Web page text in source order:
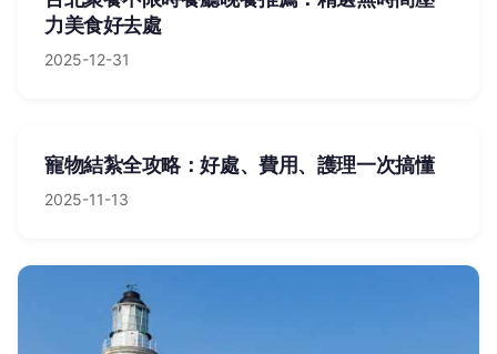
力美食好去處
2025-12-31
寵物結紮全攻略：好處、費用、護理一次搞懂
2025-11-13